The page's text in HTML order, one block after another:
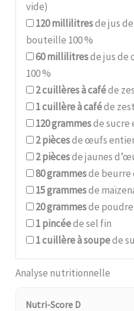
vide)
120millilitresde jus
bouteille 100 %
60millilitresde jus de
100 %
2cuillères à caféde
1cuillère à caféde
120grammesde sucre
2piècesde œufs
2piècesde jaunes
80grammesde beurre
15grammesde
20grammesde poudre
1pincéede sel fin
1cuillère à soupede
Analyse nutritionnelle
Nutri-Score D